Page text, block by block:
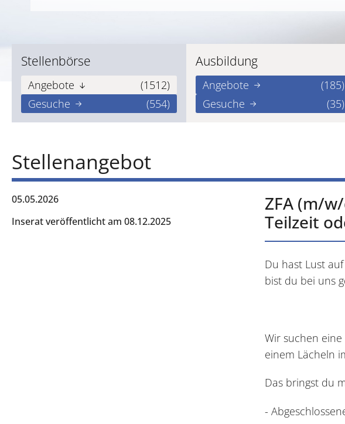
Stellenbörse
Angebote
(1512)
Gesuche
(554)
Ausbildung
Angebote
(185)
Gesuche
(35)
Stellenangebot
05.05.2026
Inserat veröffentlicht am 08.12.2025
ZFA (m/
Teilzeit
Du hast Lust
bist du bei uns
Wir suchen
einem Lächeln
Das bringst du
-